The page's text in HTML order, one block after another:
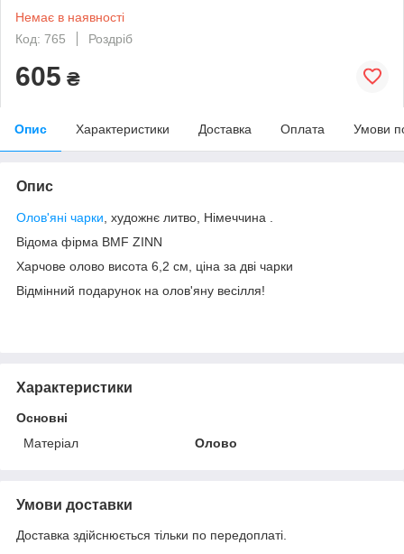
Немає в наявності
Код: 765
Роздріб
605 ₴
Опис Характеристики Доставка Оплата Умови
Опис
Олов'яні чарки , художнє литво, Німеччина .
Відома фірма BMF ZINN
Харчове олово висота 6,2 см, ціна за дві чарки
Відмінний подарунок на олов'яну весілля!
Характеристики
Основні
Матеріал
Олово
Умови доставки
Доставка здійснюється тільки по передоплаті.